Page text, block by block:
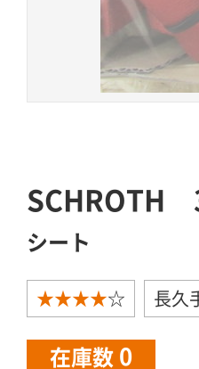
SCHROTH
シート
★★★★☆ 長久
在庫数 0